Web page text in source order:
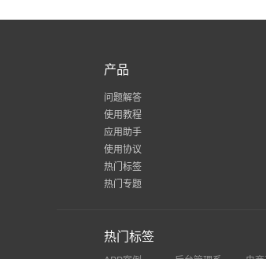
产品
问题解答
使用教程
应用助手
使用协议
热门标签
热门专题
热门标签